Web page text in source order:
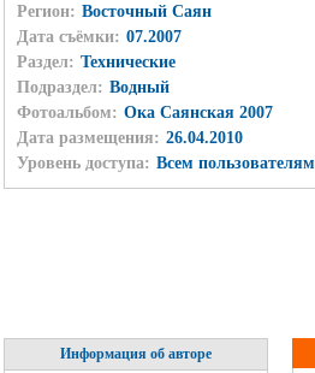
Регион: Восточный Саян
Дата съёмки: 07.2007
Раздел: Технические
Подраздел: Водный
Фотоальбом: Ока Саянская 2007
Дата размещения: 26.04.2010
Уровень доступа: Всем пользователям
Информация об авторе